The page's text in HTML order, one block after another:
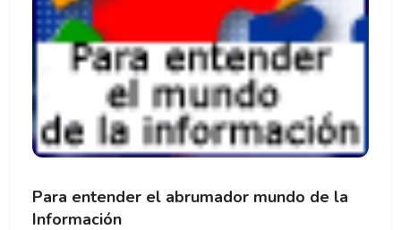
Para entender el abrumador mundo de la
Información